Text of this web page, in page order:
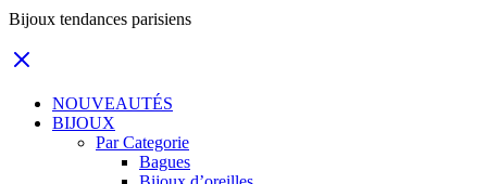
Bijoux tendances parisiens
NOUVEAUTÉS
BIJOUX
Par Categorie
Bagues